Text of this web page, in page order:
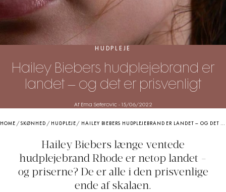
HUDPLEJE
Hailey Biebers hudplejebrand er
landet – og det er prisvenligt
Af Ema Seferovic - 15/06/2022
HOME /SKØNHED / HUDPLEJE / HAILEY BIEBERS HUDPLEJEBRAND ER LANDET – OG DET ER PRISVENLIGT
Hailey Biebers længe ventede
hudplejebrand Rhode er netop landet -
og priserne? De er alle i den prisvenlige
ende af skalaen.